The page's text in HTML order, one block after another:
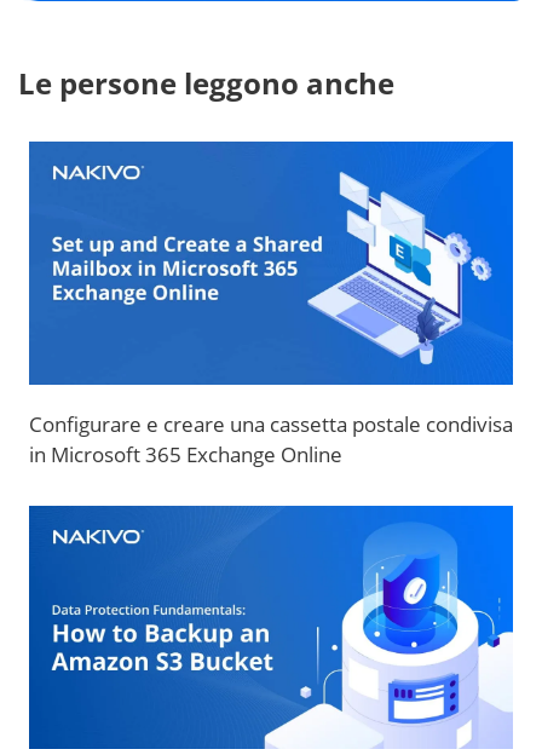
Le persone leggono anche
Configurare e creare una cassetta postale condivisa
in Microsoft 365 Exchange Online